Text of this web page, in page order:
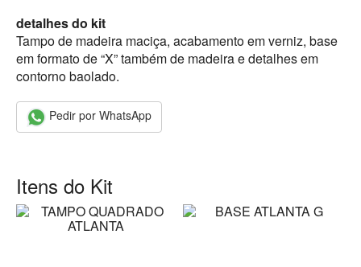
detalhes do kit
Tampo de madeira maciça, acabamento em verniz, base
em formato de “X” também de madeira e detalhes em
contorno baolado.
Pedir por WhatsApp
Itens do Kit